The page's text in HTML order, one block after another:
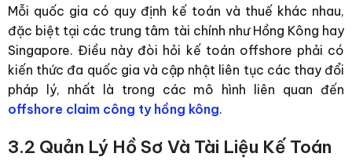
Mỗi quốc gia có quy định kế toán và thuế khác nhau,
đặc biệt tại các trung tâm tài chính như Hồng Kông hay
Singapore. Điều này đòi hỏi kế toán offshore phải có
kiến thức đa quốc gia và cập nhật liên tục các thay đổi
pháp lý, nhất là trong các mô hình liên quan đến
offshore claim công ty hồng kông.
3.2 Quản Lý Hồ Sơ Và Tài Liệu Kế Toán